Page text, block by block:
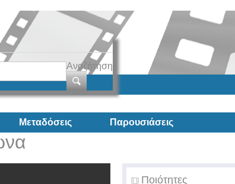
Αναζήτηση
Μεταδόσεις Παρουσιάσεις
Ποιότητες